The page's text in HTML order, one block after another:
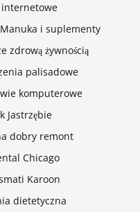
i suplementy
zdrową żywnością
palisadowe
komputerowe
Jastrzębie
dobry remont
Chicago
Karoon
dietetyczna